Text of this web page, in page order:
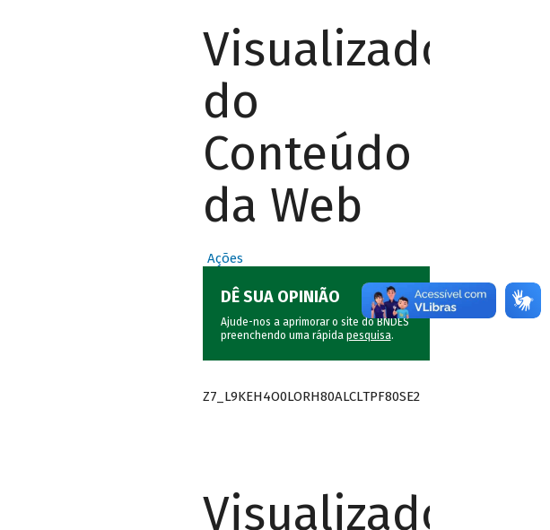
Visualizador
do
Conteúdo
da Web
Ações
DÊ SUA OPINIÃO
Ajude-nos a aprimorar o site do BNDES
preenchendo uma rápida pesquisa.
Z7_L9KEH4O0LORH80ALCLTPF80SE2
Visualizador